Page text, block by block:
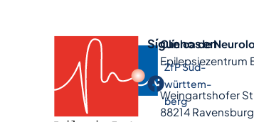
Clínica de
Epilepsiezentrum
Weingartshofer
88214 Ravensburg
Síguenos en
ZfP Süd­
württem­
berg